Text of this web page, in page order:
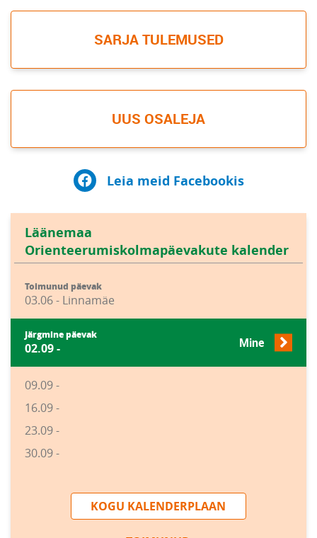
SARJA TULEMUSED
UUS OSALEJA
Leia meid Facebookis
Läänemaa
Orienteerumiskolmapäevakute kalender
Toimunud päevak
03.06 - Linnamäe
Järgmine päevak
02.09 - Mine
09.09 -
16.09 -
23.09 -
30.09 -
KOGU KALENDERPLAAN